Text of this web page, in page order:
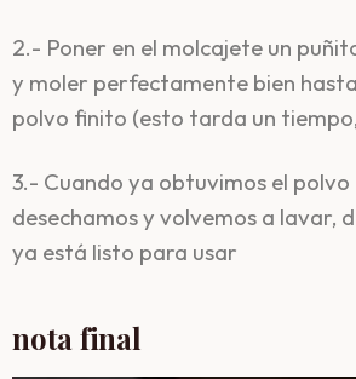
2.- Poner en el molcajete un
y moler perfectamente bien
polvo finito (esto tarda un
3.- Cuando ya obtuvimos el
desechamos y volvemos a lavar,
ya está listo para usar
nota final